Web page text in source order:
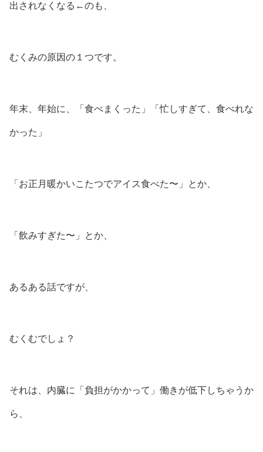
出されなくなる←のも、
むくみの原因の１つです。
年末、年始に、「食べまくった」「忙しすぎて、食べれな
かった」
「お正月暖かいこたつでアイス食べた〜」とか、
「飲みすぎた〜」とか、
あるある話ですが、
むくむでしょ？
それは、内臓に「負担がかかって」働きが低下しちゃうか
ら、